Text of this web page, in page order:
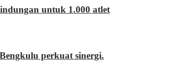
untuk 1.000 atlet
perkuat sinergi.